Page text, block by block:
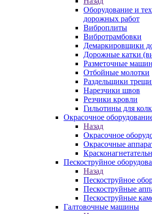
Оборудование и
дорожных работ
Виброплиты
Вибротрамбовки
Демаркировщики
Дорожные катки
Разметочные
Отбойные молотки
Раздельщики
Нарезчики швов
Резчики кровли
Гильотины для
Окрасочное
Назад
Окрасочное
Окрасочные
Пескоструйное
Назад
Пескоструйное
Пескоструйные
Пескоструйные
Галтовочные машины